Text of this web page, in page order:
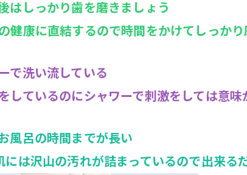
はしっかり歯を磨きましょう
健康に直結するので時間をかけてしっかり
で洗い流している
しているのにシャワーで刺激をしては意
風呂の時間までが長い
には沢山の汚れが詰まっているので出来る